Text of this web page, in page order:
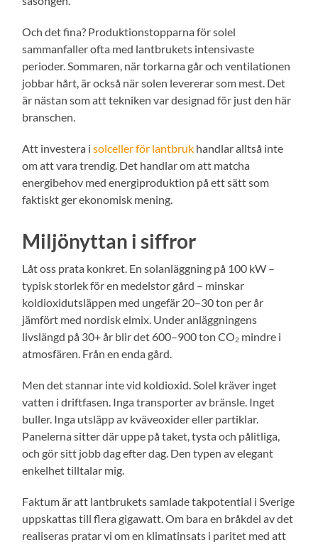
Och det fina? Produktionstopparna för solel
sammanfaller ofta med lantbrukets intensivaste
perioder. Sommaren, när torkarna går och ventilationen
jobbar hårt, är också när solen levererar som mest. Det
är nästan som att tekniken var designad för just den här
branschen.
Att investera isolceller för lantbruk handlar alltså inte
om att vara trendig. Det handlar om att matcha
energibehov med energiproduktion på ett sätt som
faktiskt ger ekonomisk mening.
Miljönyttan i siffror
Låt oss prata konkret. En solanläggning på 100 kW –
typisk storlek för en medelstor gård – minskar
koldioxidutsläppen med ungefär 20–30 ton per år
jämfört med nordisk elmix. Under anläggningens
livslängd på 30+ år blir det 600–900 ton CO₂ mindre i
atmosfären. Från en enda gård.
Men det stannar inte vid koldioxid. Solel kräver inget
vatten i driftfasen. Inga transporter av bränsle. Inget
buller. Inga utsläpp av kväveoxider eller partiklar.
Panelerna sitter där uppe på taket, tysta och pålitliga,
och gör sitt jobb dag efter dag. Den typen av elegant
enkelhet tilltalar mig.
Faktum är att lantbrukets samlade takpotential i Sverige
uppskattas till flera gigawatt. Om bara en bråkdel av det
realiseras pratar vi om en klimatinsats i paritet med att